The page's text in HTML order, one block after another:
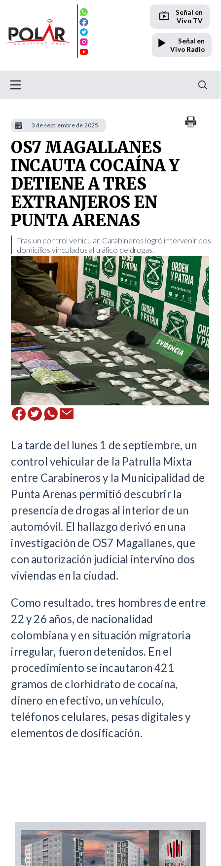
Señal en
Vivo TV
Señal en
Vivo Radio
OS7 MAGALLANES
INCAUTA COCAÍNA Y
DETIENE A TRES
EXTRANJEROS EN
PUNTA ARENAS
​Tras un control vehicular, Carabineros logró intervenir dos
domicilios vinculados al tráfico de drogas.
La tarde del lunes 1 de septiembre, un
control vehicular de la Patrulla Mixta
entre Carabineros y la Municipalidad de
Punta Arenas permitió descubrir la
presencia de drogas al interior de un
automóvil. El hallazgo derivó en una
investigación de OS7 Magallanes, que
con autorización judicial intervino dos
viviendas en la ciudad.
Como resultado, tres hombres de entre
22 y 26 años, de nacionalidad
colombiana y en situación migratoria
irregular, fueron detenidos. En el
procedimiento se incautaron 421
gramos de clorhidrato de cocaína,
dinero en efectivo, un vehículo,
teléfonos celulares, pesas digitales y
elementos de dosificación.
3 de septiembre de 2025